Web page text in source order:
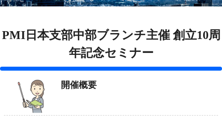
PMI日本支部中部ブランチ主催 創立10周
年記念セミナー
開催概要